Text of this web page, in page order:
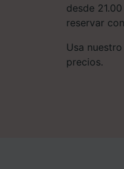
desde
reservar
Usa
precios.